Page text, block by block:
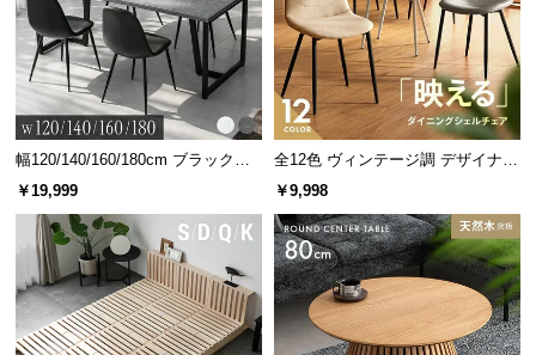
情
報
シェード生地には約3%のUV防止材を入れました。優
れた耐退色性で色褪せを防止します。
幅120/140/160/180cm ブラックフ
レーム ダイニング 大理石調 4人掛
￥19,999
全12色 ヴィンテージ調 デザイナー
ズシェルチェア
￥9,998